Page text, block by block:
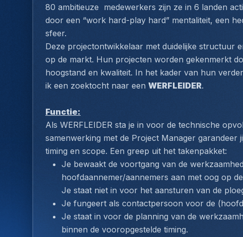
80 ambitieuze  medewerkers zijn ze in 6 landen
door een “work hard-play hard” mentaliteit, een
sfeer.
Deze projectontwikkelaar met duidelijke structuur
op de markt. Hun projecten worden gekenmerkt
hoogstand en kwaliteit. In het kader van hun
ik een zoektocht naar een WERFLEIDER.
Functie:
Als WERFLEIDER sta je in voor de technische
samenwerking met de Project Manager garandeer
timing en scope. Een greep uit het takenpakket:
Je bewaakt de voortgang van de
hoofdaannemer/aannemers aan met oog op
Je staat niet in voor het aansturen van de
Je fungeert als contactpersoon voor de
Je staat in voor de planning van de
binnen de vooropgestelde timing.